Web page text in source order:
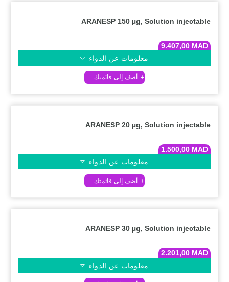
ARANESP 150 µg, Solution injectable
9.407,00 MAD
معلومات عن الدواء
ARANESP 20 µg, Solution injectable
1.500,00 MAD
معلومات عن الدواء
ARANESP 30 µg, Solution injectable
2.201,00 MAD
معلومات عن الدواء